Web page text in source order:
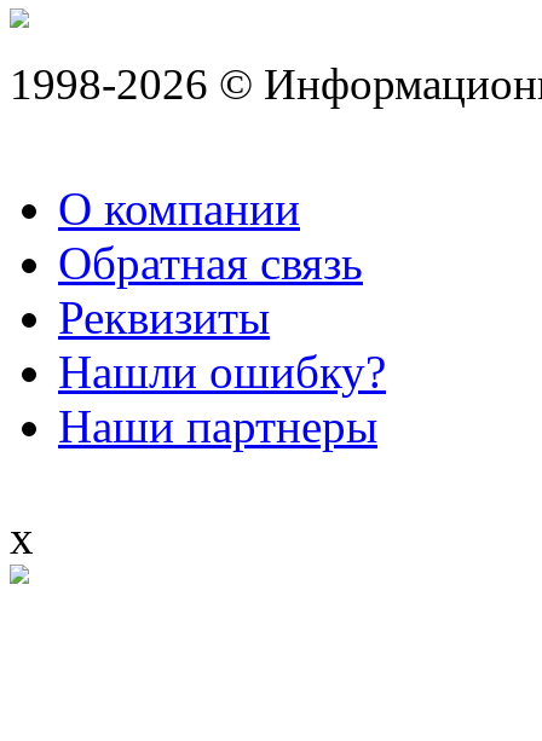
1998-2026 ©
О компании
Обратная связь
Реквизиты
Нашли ошибку?
Наши партнеры
x